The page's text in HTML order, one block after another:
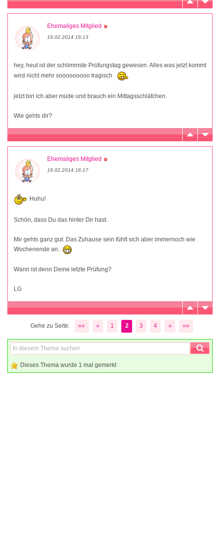
Ehemaliges Mitglied
19.02.2014 16:13
hey, heut ist der schlimmste Prüfungstag gewesen. Alles was jetzt kommt
wird nicht mehr sooooooooo tragisch
jetzt bin ich aber müde und brauch ein Mittagsschläfchen.
Wie gehts dir?
Ehemaliges Mitglied
19.02.2014 16:17
Huhu!
Schön, dass Du das hinter Dir hast.
Mir gehts ganz gut. Das Zuhause sein fühlt sich aber immernoch wie
Wochenende an..
Wann ist denn Deine letzte Prüfung?
LG
Gehe zu Seite: «« « 1 2 3 4 » »»
Dieses Thema wurde 1 mal gemerkt